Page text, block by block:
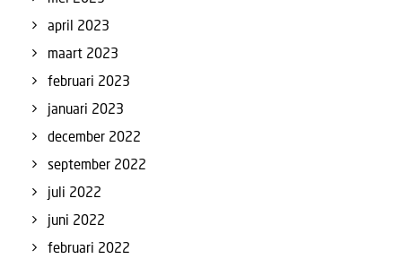
april 2023
maart 2023
februari 2023
januari 2023
december 2022
september 2022
juli 2022
juni 2022
februari 2022